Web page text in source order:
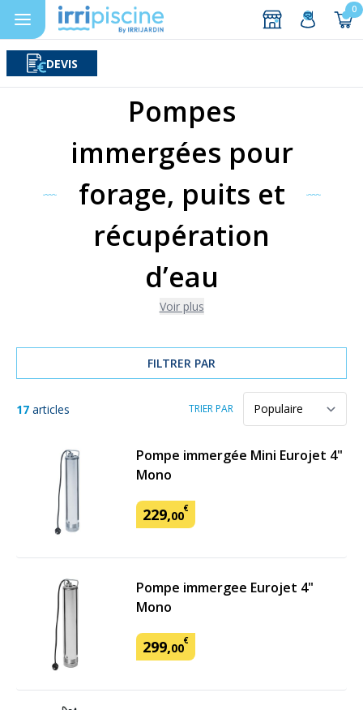
0
DEVIS
Pompes
immergées pour
forage, puits et
récupération
d’eau
Voir plus
FILTRER PAR
TRIER PAR
17 articles
Pompe immergée Mini Eurojet 4"
Mono
229,00€
Pompe immergee Eurojet 4"
Mono
299,00€